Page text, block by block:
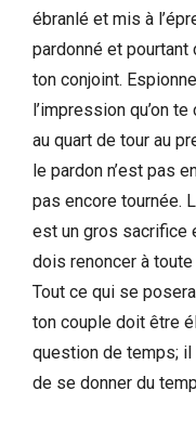
ébranlé et mis à
pardonné et
ton conjoint.
l’impression qu’on
au quart de tour au
le pardon n’est pas
pas encore tournée.
est un gros sacrifice
dois renoncer à
Tout ce qui se
ton couple doit être
question de temps; il
de se donner du